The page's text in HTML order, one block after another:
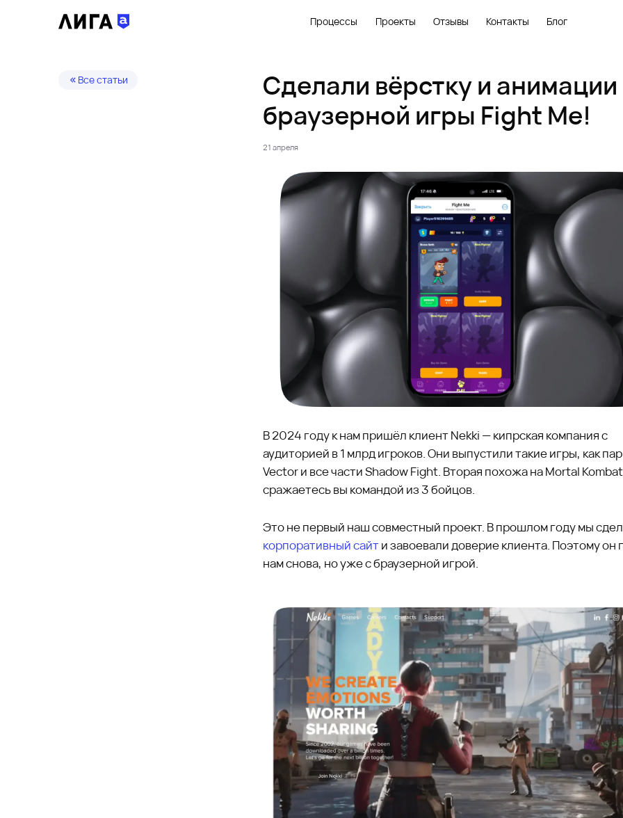
Процессы Проекты Отзывы Контакты Блог
Все статьи
Сделали вёрстку и
браузерной игры Fight Me!
21 апреля
В 2024 году к нам пришёл клиент Nekki — кипрская компания с
аудиторией в 1 млрд игроков. Они выпустили такие игры, как
Vector и все части Shadow Fight. Вторая похожа на Mortal
сражаетесь вы командой из 3 бойцов.
Это не первый наш совместный проект. В прошлом году мы
корпоративный сайти завоевали доверие клиента. Поэтому он
нам снова, но уже с браузерной игрой.